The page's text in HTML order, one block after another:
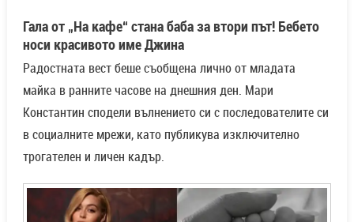
Гала от „На кафе“ стана баба за втори път! Бебето
носи красивото име Джина
Радостната вест беше съобщена лично от младата
майка в ранните часове на днешния ден. Мари
Константин сподели вълнението си с последователите си
в социалните мрежи, като публикува изключително
трогателен и личен кадър.